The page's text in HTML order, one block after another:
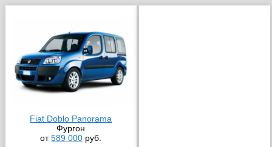
Fiat Doblo Panorama
Фургон
от589 000 руб.